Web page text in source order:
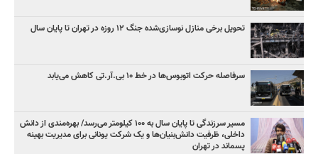
تحویل برخی منازل نوسازی‌شده جنگ ۱۲ روزه در تهران تا پایان سال
سرفاصله حرکت اتوبوس‌ها در خط ۱۰ بی‌.آر.تی کاهش می‌یابد
مسیر سرزندگی تا پایان سال به ۱۰۰ کیلومتر می‌رسد/ بهره‌مندی از دانش
داخلی، ظرفیت دانش‌بنیان‌ها و یک شرکت یونانی برای مدیریت بهینه
پسماند در تهران